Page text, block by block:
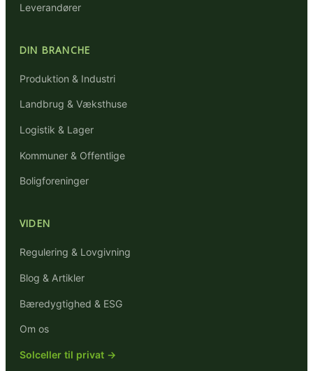
Leverandører
DIN BRANCHE
Produktion & Industri
Landbrug & Væksthuse
Logistik & Lager
Kommuner & Offentlige
Boligforeninger
VIDEN
Regulering & Lovgivning
Blog & Artikler
Bæredygtighed & ESG
Om os
Solceller til privat →